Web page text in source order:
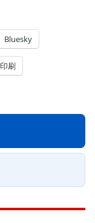
Bluesky
印刷